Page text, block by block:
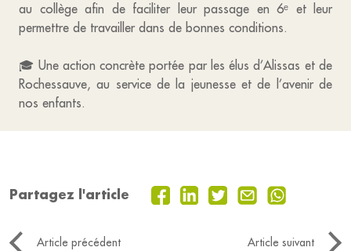
au collège afin de faciliter leur passage en 6ᵉ et leur
permettre de travailler dans de bonnes conditions.
🎓 Une action concrète portée par les élus d’Alissas et de
Rochessauve, au service de la jeunesse et de l’avenir de
nos enfants.
Partagez l'article
Article précédent
Article suivant